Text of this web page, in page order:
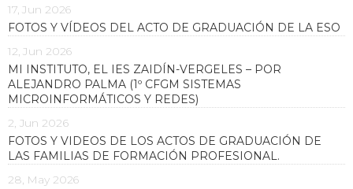
17, Jun 2026
FOTOS Y VÍDEOS DEL ACTO DE GRADUACIÓN DE LA ESO
12, Jun 2026
MI INSTITUTO, EL IES ZAIDÍN-VERGELES – POR
ALEJANDRO PALMA (1º CFGM SISTEMAS
MICROINFORMÁTICOS Y REDES)
2, Jun 2026
FOTOS Y VIDEOS DE LOS ACTOS DE GRADUACIÓN DE
LAS FAMILIAS DE FORMACIÓN PROFESIONAL.
28, May 2026